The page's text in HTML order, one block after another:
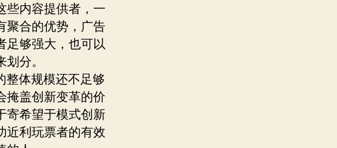
些内容提供者，一
聚合的优势，广告
足够强大，也可以
分。
体规模还不足够
掩盖创新变革的价
寄希望于模式创新
近利玩票者的有效